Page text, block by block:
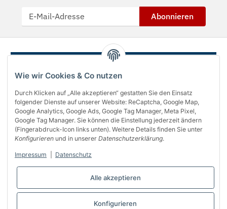
Wie wir Cookies & Co nutzen
Durch Klicken auf „Alle akzeptieren“ gestatten Sie den Einsatz
folgender Dienste auf unserer Website: ReCaptcha, Google Map,
Google Analytics, Google Ads, Google Tag Manager, Meta Pixel,
Google Tag Manager. Sie können die Einstellung jederzeit ändern
(Fingerabdruck-Icon links unten). Weitere Details finden Sie unter
Konfigurieren und in unserer Datenschutzerklärung.
Impressum Datenschutz
Alle akzeptieren
Konfigurieren
Abonnieren
Über uns
Informationen
Bequem bezahlen